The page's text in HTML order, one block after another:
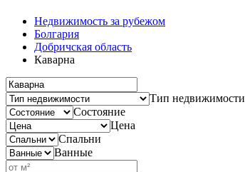
Недвижимость за рубежом
Болгария
Добричская область
Каварна
Тип недвижимости
Состояние
Цена
Спальни
Ванные